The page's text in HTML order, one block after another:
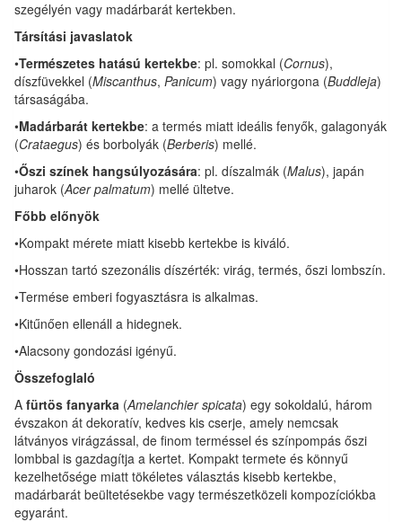
szegélyén vagy madárbarát kertekben.
Társítási javaslatok
•Természetes hatású kertekbe: pl. somokkal (Cornus),
díszfüvekkel (Miscanthus, Panicum) vagy nyáriorgona (Buddleja)
társaságába.
•Madárbarát kertekbe: a termés miatt ideális fenyők, galagonyák
(Crataegus) és borbolyák (Berberis) mellé.
•Őszi színek hangsúlyozására: pl. díszalmák (Malus), japán
juharok (Acer palmatum) mellé ültetve.
Főbb előnyök
•Kompakt mérete miatt kisebb kertekbe is kiváló.
•Hosszan tartó szezonális díszérték: virág, termés, őszi lombszín.
•Termése emberi fogyasztásra is alkalmas.
•Kitűnően ellenáll a hidegnek.
•Alacsony gondozási igényű.
Összefoglaló
A fürtös fanyarka (Amelanchier spicata) egy sokoldalú, három
évszakon át dekoratív, kedves kis cserje, amely nemcsak
látványos virágzással, de finom terméssel és színpompás őszi
lombbal is gazdagítja a kertet. Kompakt termete és könnyű
kezelhetősége miatt tökéletes választás kisebb kertekbe,
madárbarát beültetésekbe vagy természetközeli kompozíciókba
egyaránt.